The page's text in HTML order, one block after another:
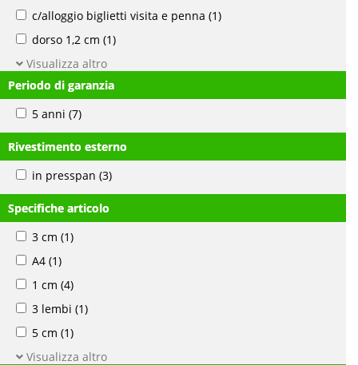
c/alloggio biglietti visita e penna (1)
dorso 1,2 cm (1)
Visualizza altro
Periodo di garanzia
5 anni (7)
Rivestimento esterno
in presspan (3)
Specifiche articolo
3 cm (1)
A4 (1)
1 cm (4)
3 lembi (1)
5 cm (1)
Visualizza altro